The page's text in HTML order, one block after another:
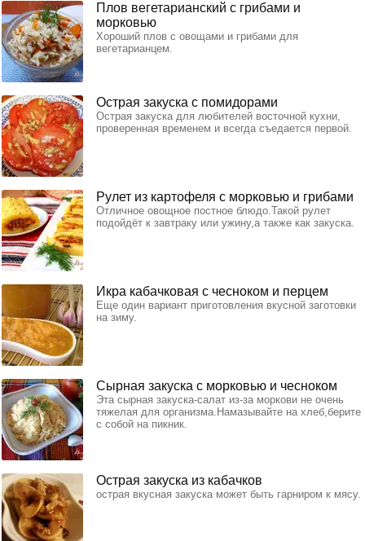
Плов вегетарианский с грибами и
морковью
Хороший плов с овощами и грибами для
вегетарианцем.
Острая закуска с помидорами
Острая закуска для любителей восточной кухни,
проверенная временем и всегда съедается первой.
Рулет из картофеля с морковью и грибами
Отличное овощное постное блюдо.Такой рулет
подойдёт к завтраку или ужину,а также как закуска.
Икра кабачковая с чесноком и перцем
Еще один вариант приготовления вкусной заготовки
на зиму.
Сырная закуска с морковью и чесноком
Эта сырная закуска-салат из-за моркови не очень
тяжелая для организма.Намазывайте на хлеб,берите
с собой на пикник.
Острая закуска из кабачков
острая вкусная закуска может быть гарниром к мясу.